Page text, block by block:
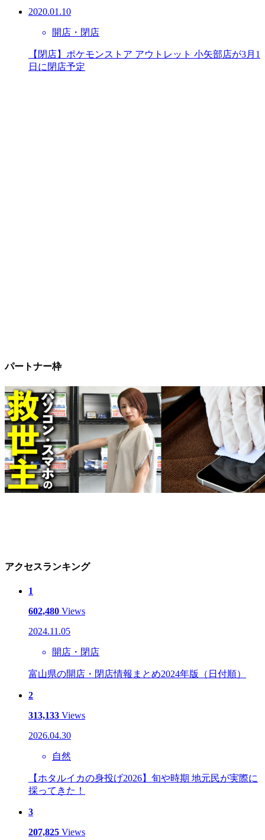
2020.01.10
開店・閉店
【閉店】ポケモンストア アウトレット 小矢部店が3月1
日に閉店予定
パートナー枠
アクセスランキング
1
602,480 Views
2024.11.05
開店・閉店
富山県の開店・閉店情報まとめ2024年版（日付順）
2
313,133 Views
2026.04.30
自然
【ホタルイカの身投げ2026】旬や時期 地元民が実際に
採ってきた！
3
207,825 Views